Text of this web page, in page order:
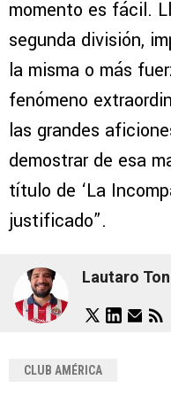
momento es fácil.
segunda división,
la misma o más
fenómeno
las grandes
demostrar de esa
título de ‘La
justificado”.
Lautaro
CLUB AMÉRICA